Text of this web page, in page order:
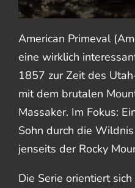
American Primeval
eine wirklich
1857 zur Zeit des
mit dem brutalen
Massaker. Im Fokus:
Sohn durch die
jenseits der Rocky
Die Serie orientiert